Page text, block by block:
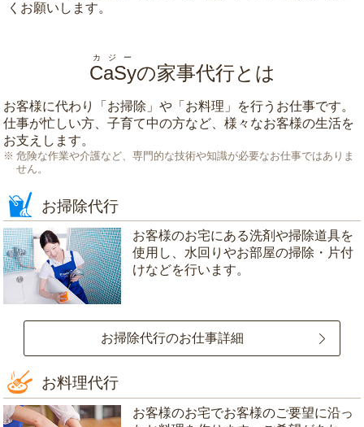
くお願いします。
CaSy
カジー
の家事代行とは
お客様に代わり「 お掃除 」や「 お料理 」を行うお仕事です。
仕事が忙しい方、子育て中の方など、様々なお客様の生活を
お支えします。
危険な作業や介護など、専門的な技術や知識が必要なお仕事ではありま
せん。
お掃除代行
お客様のお宅にある洗剤や掃除道具を
使用し、水回りやお部屋の掃除・片付
けなどを行います。
お掃除代行のお仕事詳細
お料理代行
お客様のお宅でお客様のご要望に沿っ